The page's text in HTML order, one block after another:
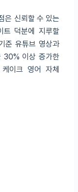
은 신뢰할 수 있는
트 덕분에 지루할
준 유튜브 영상과
30% 이상 증가한
이크 영어 자체